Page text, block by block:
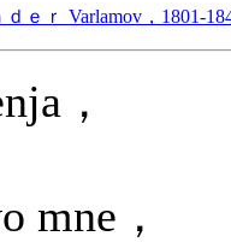
ｅｒ Varlamov，1801-
，
mne，